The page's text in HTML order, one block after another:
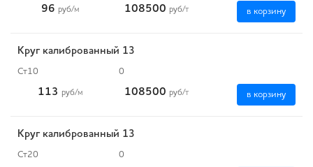
96 руб/м 108500 руб/т в корзину
Круг калиброванный 13
Ст10 0
113 руб/м 108500 руб/т в корзину
Круг калиброванный 13
Ст20 0